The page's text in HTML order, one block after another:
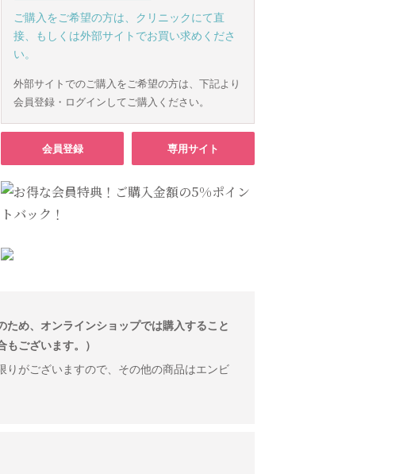
ご購入をご希望の方は、クリニックにて直
接、もしくは外部サイトでお買い求めくださ
い。
外部サイトでのご購入をご希望の方は、下記より
会員登録・ログインしてご購入ください。
会員登録 専用サイト
め、オンラインショップでは購入すること
ございます。）
りがございますので、その他の商品はエンビ